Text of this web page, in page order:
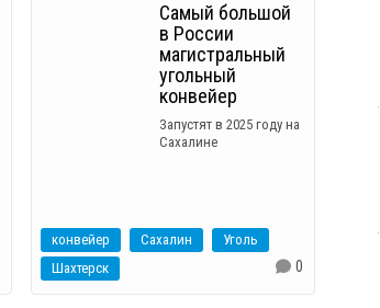
Самый большой
в России
магистральный
угольный
конвейер
Запустят в 2025 году на
Сахалине
конвейер Сахалин
Уголь
Шахтерск
0